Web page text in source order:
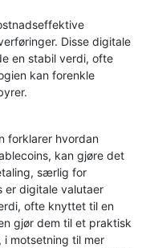
Disse digitale
en stabil verdi, ofte
kan forenkle
forklarer hvordan
kan gjøre det
særlig for
er digitale valutaer
ofte knyttet til en
gjør dem til et praktisk
motsetning til mer